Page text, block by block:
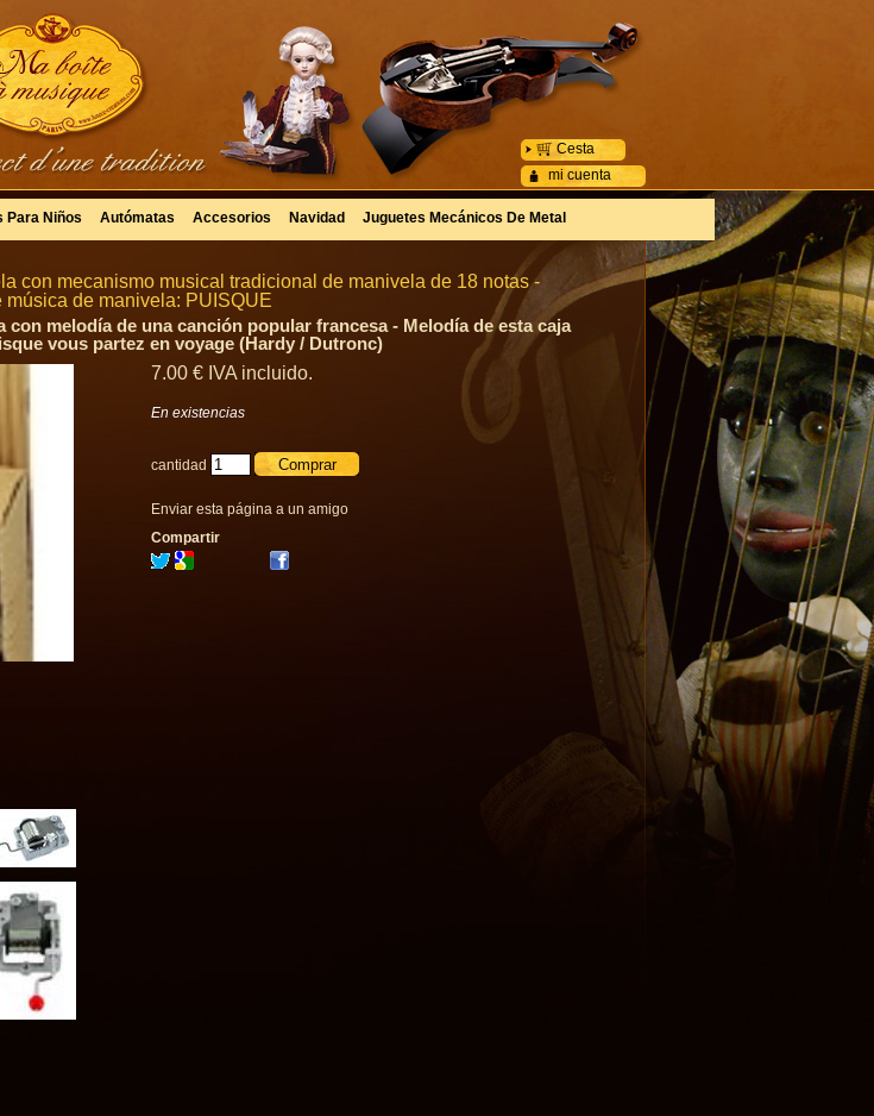
mi cuenta
Cesta
Para Niños Autómatas Accesorios Navidad Juguetes Mecánicos De Metal
con mecanismo musical tradicional de manivela de 18 notas -
música de manivela: PUISQUE
con melodía de una canción popular francesa - Melodía de esta caja
vous partez en voyage (Hardy / Dutronc)
7.00 € IVA incluido.
En existencias
cantidad
Enviar esta página a un amigo
Compartir